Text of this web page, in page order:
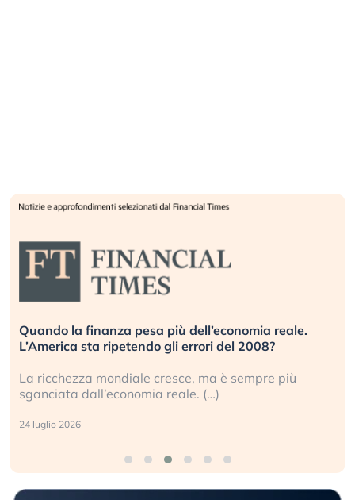
Quando la finanza pesa più dell’economia reale.
L’America sta ripetendo gli errori del 2008?
La ricchezza mondiale cresce, ma è sempre più
sganciata dall’economia reale. (…)
24 luglio 2026